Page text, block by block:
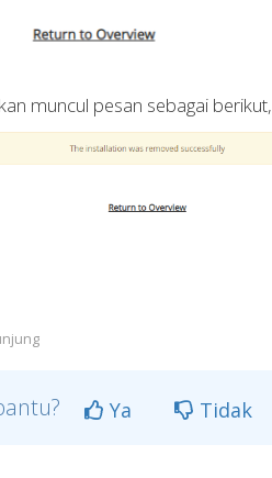
muncul pesan sebagai berikut,
Ya Tidak